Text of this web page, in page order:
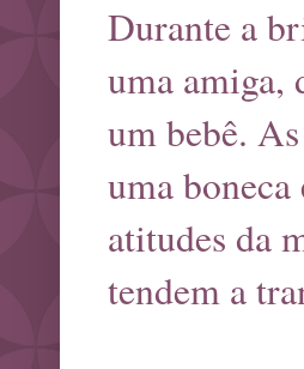
Durante a
uma amiga,
um bebê.
uma
atitudes da
tendem a